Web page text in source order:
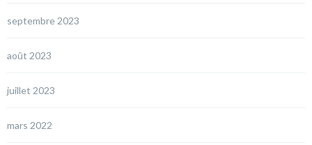
septembre 2023
août 2023
juillet 2023
mars 2022